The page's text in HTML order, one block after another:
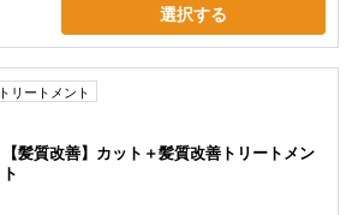
選択する
トリートメント
【髪質改善】カット＋髪質改善トリートメン
ト